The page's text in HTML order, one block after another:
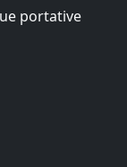
portative